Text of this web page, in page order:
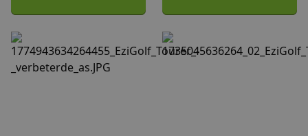
EziGolf Tourer - verbeterde voorasEziGolf Tourer